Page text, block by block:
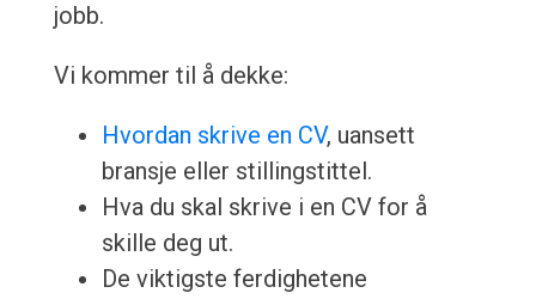
jobb.
Vi kommer til å dekke:
Hvordan skrive en CV, uansett
bransje eller stillingstittel.
Hva du skal skrive i en CV for å
skille deg ut.
De viktigste ferdighetene